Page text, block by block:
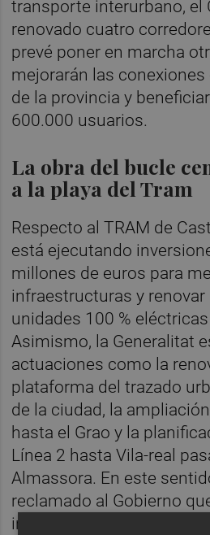
transporte interurbano, el
renovado cuatro
prevé poner en marcha
mejorarán las
de la provincia y
600.000 usuarios.
La obra del bucle
a la playa del Tram
Respecto al TRAM de
está ejecutando
millones de euros para
infraestructuras y
unidades 100 %
Asimismo, la Generalitat
actuaciones como la
plataforma del trazado
de la ciudad, la
hasta el Grao y la
Línea 2 hasta Vila-real
Almassora. En este
reclamado al Gobierno
inversiones pendientes del